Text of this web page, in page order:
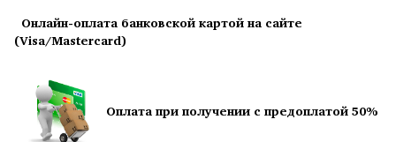
Онлайн-оплата банковской картой на сайте
(Visa/Mastercard)
Оплата при получении с предоплатой 50%